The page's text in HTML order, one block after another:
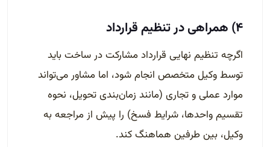
۴) همراهی در تنظیم قرارداد
اگرچه تنظیم نهایی قرارداد مشارکت در ساخت باید
توسط وکیل متخصص انجام شود، اما مشاور می‌تواند
موارد عملی و تجاری (مانند زمان‌بندی تحویل، نحوه
تقسیم واحدها، شرایط فسخ) را پیش از مراجعه به
وکیل، بین طرفین هماهنگ کند.